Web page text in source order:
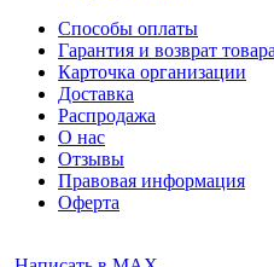
Способы оплаты
Гарантия и возврат товара
Карточка организации
Доставка
Распродажа
О нас
Отзывы
Правовая информация
Оферта